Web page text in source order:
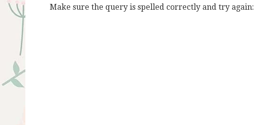
Make sure the query is spelled correctly and try again: